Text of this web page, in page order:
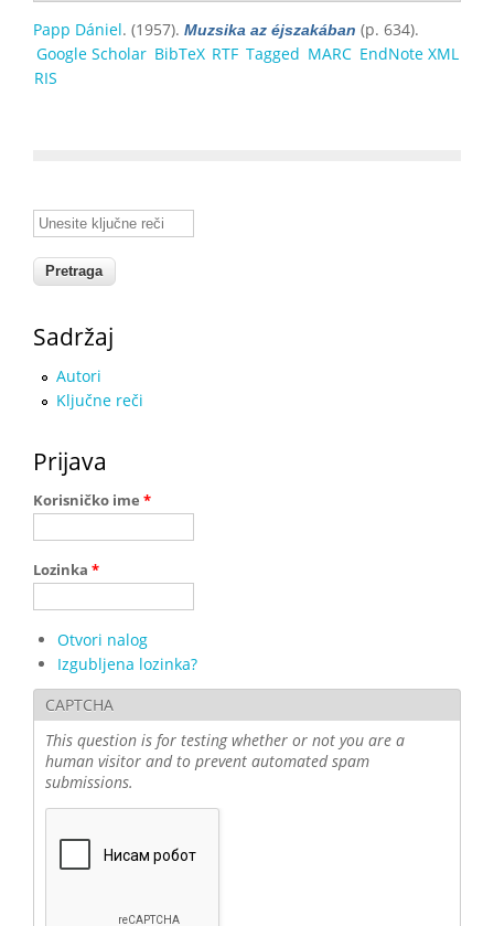
Papp Dániel. (1957). Muzsika az éjszakában (p. 634).
Google Scholar BibTeX RTF Tagged MARC EndNote XML
RIS
Unesite ključne reči
Sadržaj
Autori
Ključne reči
Prijava
Korisničko ime *
Lozinka *
Otvori nalog
Izgubljena lozinka?
CAPTCHA
This question is for testing whether or not you are a
human visitor and to prevent automated spam
submissions.